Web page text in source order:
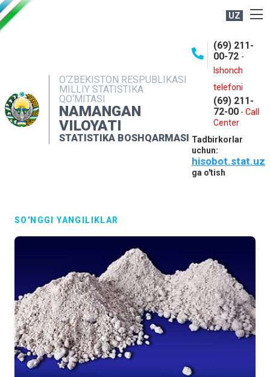
UZ
O‘ZBEKISTON RESPUBLIKASI
MILLIY STATISTIKA
QO‘MITASI
NAMANGAN
VILOYATI
STATISTIKA BOSHQARMASI
(69) 211-
00-72 -
Ishonch
telefoni
(69) 211-
72-00 - Call
Center
Tadbirkorlar
uchun:
hisobot.stat.uz
ga o'tish
NASHRLAR
INTERAKTIV XIZMATLAR
MATBUOT XIZMATI
MUROJAATLAR
SO'NGGI YANGILIKLAR